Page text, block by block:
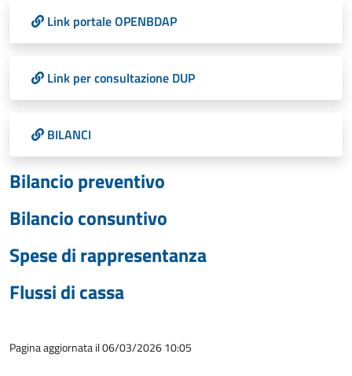
Link portale OPENBDAP
Link per consultazione DUP
BILANCI
Bilancio preventivo
Bilancio consuntivo
Spese di rappresentanza
Flussi di cassa
Pagina aggiornata il 06/03/2026 10:05